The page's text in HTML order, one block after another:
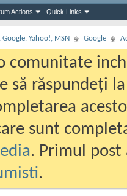
Actions Quick Links
Yahoo!, MSN Google
comunitate
să răspundeți
sunt
. Primul
.